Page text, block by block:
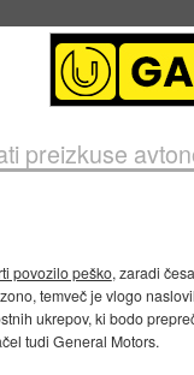
preizkuse
povozilo peško, zaradi
temveč je vlogo
ukrepov, ki bodo
tudi General Motors.